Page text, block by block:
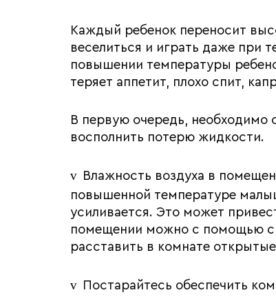
Каждый ребенок переносит
веселиться и играть даже при
повышении температуры
теряет аппетит, плохо спит,
В первую очередь, необходимо
восполнить потерю жидкости.
v Влажность воздуха в
повышенной температуре
усиливается. Это может
помещении можно с помощью
расставить в комнате
v Постарайтесь обеспечить